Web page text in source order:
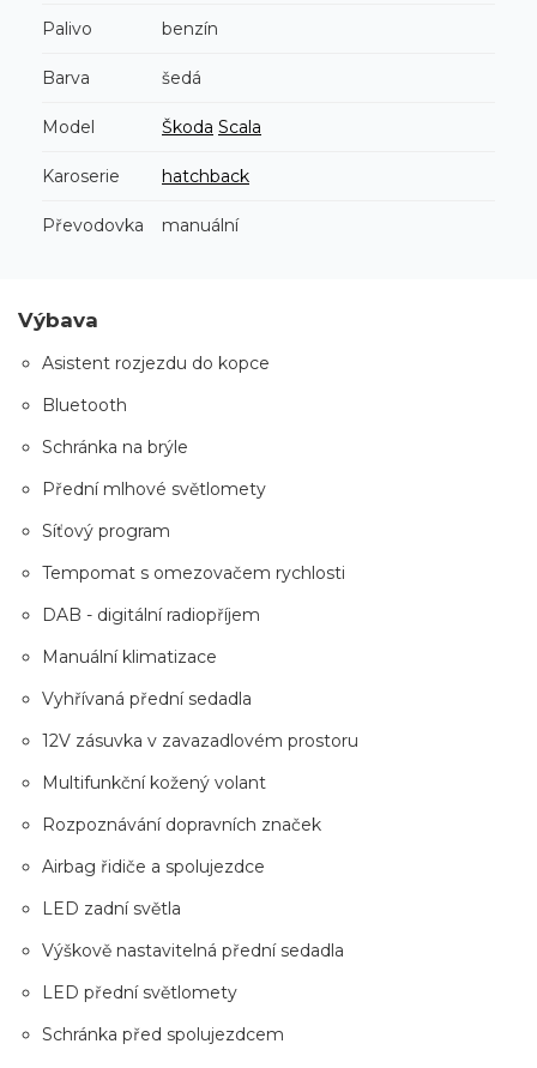
Palivo benzín
Barva šedá
Model Škoda Scala
Karoserie hatchback
Převodovka manuální
Výbava
Asistent rozjezdu do kopce
Bluetooth
Schránka na brýle
Přední mlhové světlomety
Síťový program
Tempomat s omezovačem rychlosti
DAB - digitální radiopříjem
Manuální klimatizace
Vyhřívaná přední sedadla
12V zásuvka v zavazadlovém prostoru
Multifunkční kožený volant
Rozpoznávání dopravních značek
Airbag řidiče a spolujezdce
LED zadní světla
Výškově nastavitelná přední sedadla
LED přední světlomety
Schránka před spolujezdcem